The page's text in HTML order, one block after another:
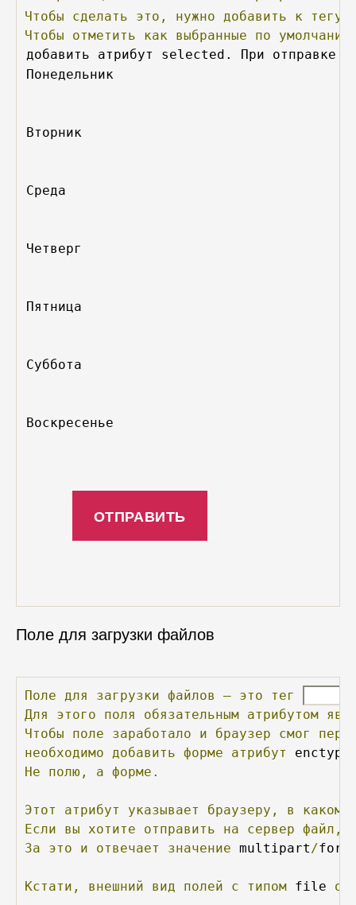
Чтобы
сделать это, нужно добавить к
тегу
Чтобы
отметить как выбранные по умолчанию
Поле для загрузки файлов
Поле для загрузки файлов — это
тег
Для
этого поля обязательным атрибутом
Чтобы
поле заработало и браузер смог
необходимо добавить форме атрибут
Не
полю, а форме.
Этот атрибут указывает браузеру, в каком
Если
вы хотите отправить на сервер файл,
За
это и отвечает значение multipart/form
Кстати, внешний вид полей с типом file